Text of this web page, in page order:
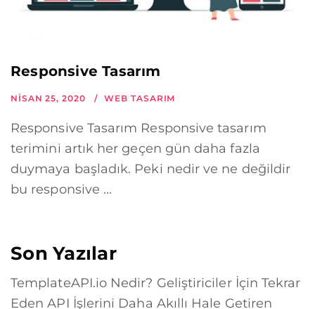
Responsive Tasarım
NISAN 25, 2020 WEB TASARIM
Responsive Tasarım Responsive tasarım
terimini artık her geçen gün daha fazla
duymaya başladık. Peki nedir ve ne değildir
bu responsive ...
Son Yazılar
TemplateAPI.io Nedir? Geliştiriciler İçin Tekrar
Eden API İşlerini Daha Akıllı Hale Getiren